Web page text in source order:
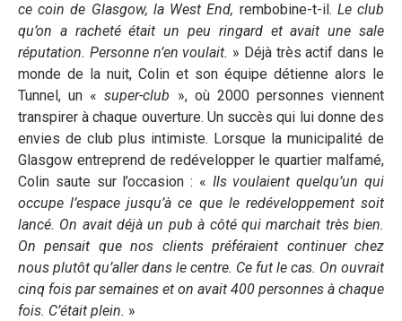
ce coin de Glasgow, la West End, rembobine-t-il. Le club
qu’on a racheté était un peu ringard et avait une sale
réputation. Personne n’en voulait. » Déjà très actif dans le
monde de la nuit, Colin et son équipe détienne alors le
Tunnel, un «super-club », où 2000 personnes viennent
transpirer à chaque ouverture. Un succès qui lui donne des
envies de club plus intimiste. Lorsque la municipalité de
Glasgow entreprend de redévelopper le quartier malfamé,
Colin saute sur l’occasion : « Ils voulaient quelqu’un qui
occupe l’espace jusqu’à ce que le redéveloppement soit
lancé. On avait déjà un pub à côté qui marchait très bien.
On pensait que nos clients préféraient continuer chez
nous plutôt qu’aller dans le centre. Ce fut le cas. On ouvrait
cinq fois par semaines et on avait 400 personnes à chaque
fois. C’était plein. »